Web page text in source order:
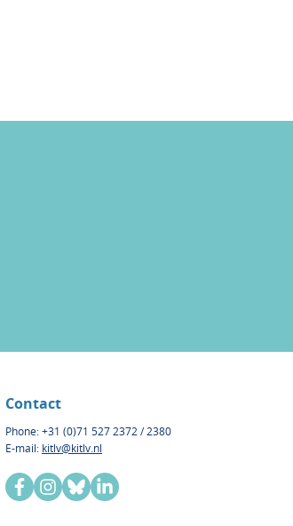
Contact
Phone: +31 (0)71 527 2372 / 2380
E-mail: kitlv@kitlv.nl